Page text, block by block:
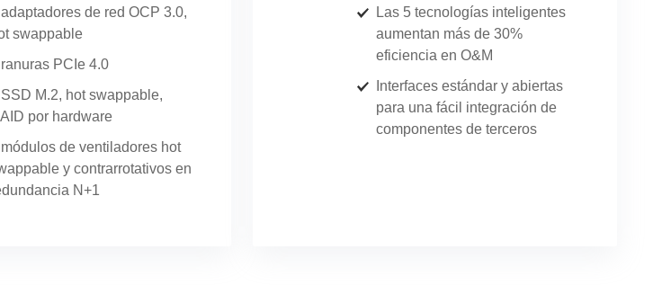
de red OCP 3.0,
swappable
PCIe 4.0
M.2, hot swappable,
por hardware
de ventiladores hot
y contrarrotativos en
N+1
Las 5 tecnologías inteligentes
aumentan más de 30%
eficiencia en O&M
Interfaces estándar y abiertas
para una fácil integración de
componentes de terceros